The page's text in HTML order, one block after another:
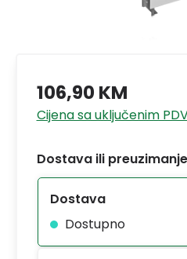
106,90 KM
Cijena sa uključenim
Dostava ili
Dostava
Dostupno